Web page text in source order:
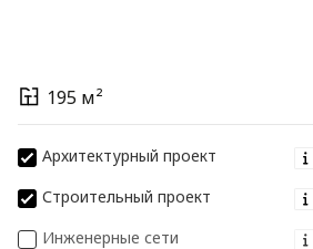
195 м²
Архитектурный проект
Строительный проект
Инженерные сети